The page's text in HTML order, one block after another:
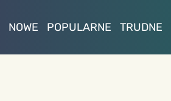
NOWE POPULARNE TRUDNE